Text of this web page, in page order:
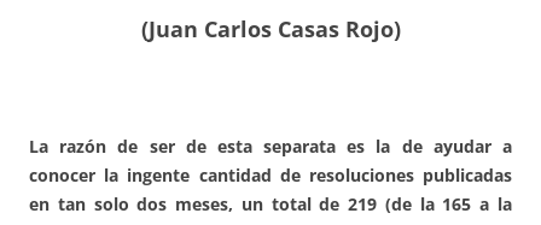
(Juan Carlos Casas Rojo)
La razón de ser de esta separata es la de ayudar a
conocer la ingente cantidad de resoluciones publicadas
en tan solo dos meses, un total de 219 (de la 165 a la